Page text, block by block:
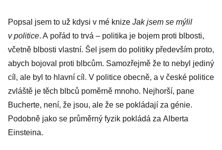
Popsal jsem to už kdysi v mé knize Jak jsem se mýlil
v politice. A pořád to trvá – politika je bojem proti blbosti,
včetně blbosti vlastní. Šel jsem do politiky především proto,
abych bojoval proti blbcům. Samozřejmě že to nebyl jediný
cíl, ale byl to hlavní cíl. V politice obecně, a v české politice
zvláště je těch blbců poměrně mnoho. Nejhorší, pane
Bucherte, není, že jsou, ale že se pokládají za génie.
Podobně jako se průměrný fyzik pokládá za Alberta
Einsteina.